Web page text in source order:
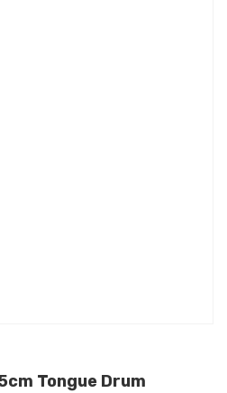
Tongue Drum